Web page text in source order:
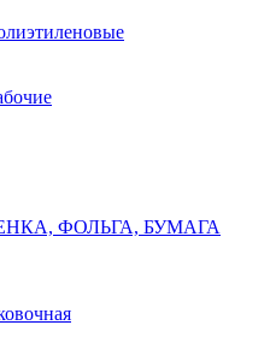
ФОЛЬГА, БУМАГА